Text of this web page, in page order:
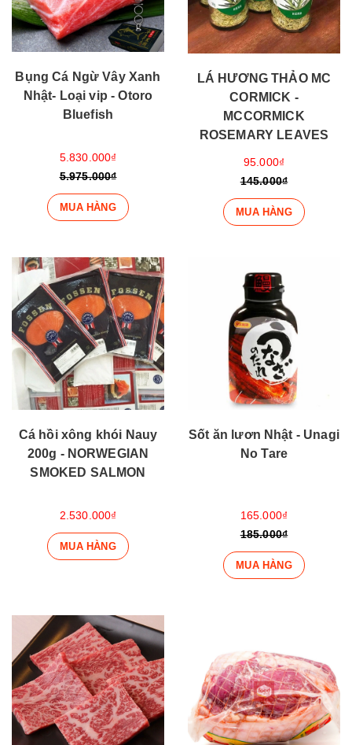
Bụng Cá Ngừ Vây Xanh
Nhật- Loại vip - Otoro
Bluefish
5.830.000₫
5.975.000₫
MUA HÀNG
LÁ HƯƠNG THẢO MC
CORMICK -
MCCORMICK
ROSEMARY LEAVES
95.000₫
145.000₫
MUA HÀNG
Cá hồi xông khói Nauy
200g - NORWEGIAN
SMOKED SALMON
2.530.000₫
MUA HÀNG
Sốt ăn lươn Nhật - Unagi
No Tare
165.000₫
185.000₫
MUA HÀNG